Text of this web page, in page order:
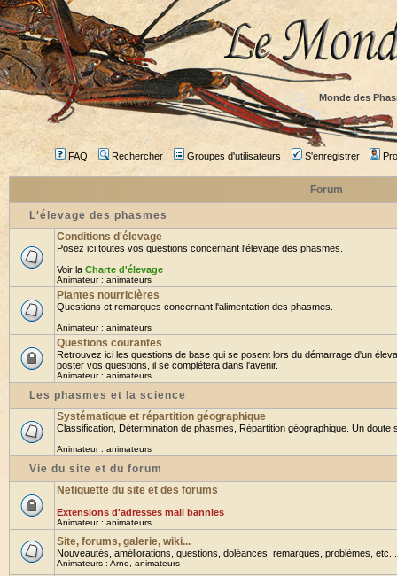
Monde des
FAQ Rechercher Groupes d'utilisateurs S'enregistrer
Forum
L'élevage des phasmes
Conditions d'élevage
Posez ici toutes vos questions concernant l'élevage des phasmes.
Voir la Charte d'élevage
Animateur : animateurs
Plantes nourricières
Questions et remarques concernant l'alimentation des phasmes.
Animateur : animateurs
Questions courantes
Retrouvez ici les questions de base qui se posent lors du démarrage d'un
poster vos questions, il se complétera dans l'avenir.
Animateur : animateurs
Les phasmes et la science
Systématique et répartition géographique
Classification, Détermination de phasmes, Répartition géographique. Un doute
Animateur : animateurs
Vie du site et du forum
Netiquette du site et des forums
Extensions d'adresses mail bannies
Animateur : animateurs
Site, forums, galerie, wiki...
Nouveautés, améliorations, questions, doléances, remarques, problèmes,
Animateurs : Arno animateurs